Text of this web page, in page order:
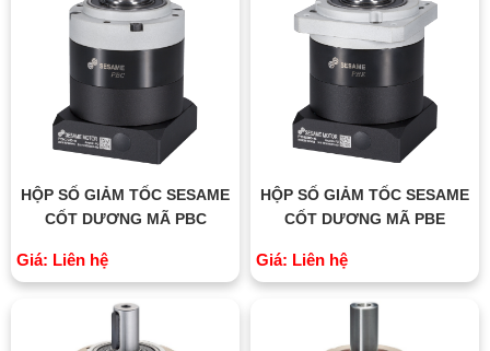
HỘP SỐ GIẢM TỐC SESAME
CỐT DƯƠNG MÃ PBC
Giá: Liên hệ
HỘP SỐ GIẢM TỐC SESAME
CỐT DƯƠNG MÃ PBE
Giá: Liên hệ